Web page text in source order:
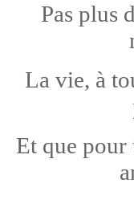
Pas plus
La vie, à
Et que